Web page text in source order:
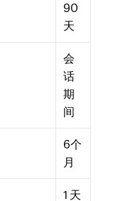
90
天
会
话
期
间
6个
月
1 天